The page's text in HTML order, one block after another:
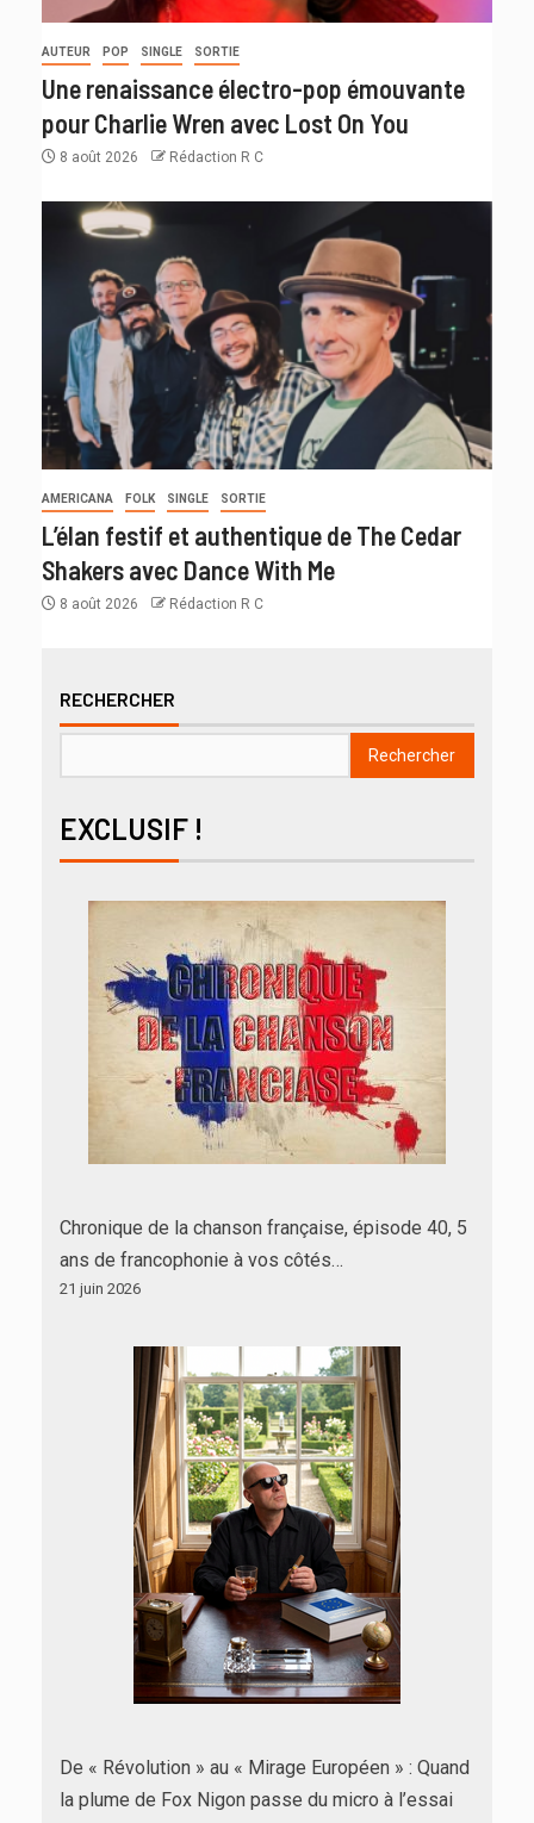
AUTEUR POP SINGLE SORTIE
Une renaissance électro-pop émouvante
pour Charlie Wren avec Lost On You
8 août 2026 Rédaction R C
AMERICANA FOLK SINGLE SORTIE
L’élan festif et authentique de The Cedar
Shakers avec Dance With Me
8 août 2026 Rédaction R C
RECHERCHER
Rechercher
EXCLUSIF !
Chronique de la chanson française, épisode 40, 5
ans de francophonie à vos côtés…
21 juin 2026
De « Révolution » au « Mirage Européen » : Quand
la plume de Fox Nigon passe du micro à l’essai